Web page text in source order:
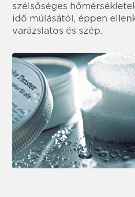
szélsőséges
idő múlásától, éppen
varázslatos és szép.